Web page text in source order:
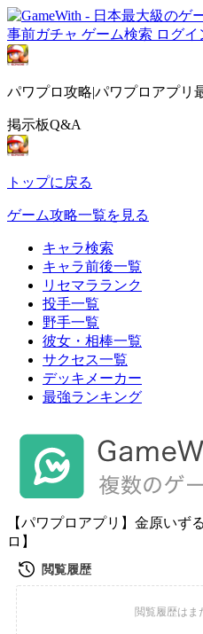
事前ガチャ ゲーム検索 ログイ
パワプロ攻略|パワプロアプリ
掲示板Q&A
トップに戻る
ゲーム攻略一覧を見る
キャラ検索
キャラ前後一覧
リセマラランク
投手一覧
野手一覧
彼女・相棒一覧
サクセス一覧
デッキメーカー
最強ランキング
【パワプロアプリ】金原いず
ロ】